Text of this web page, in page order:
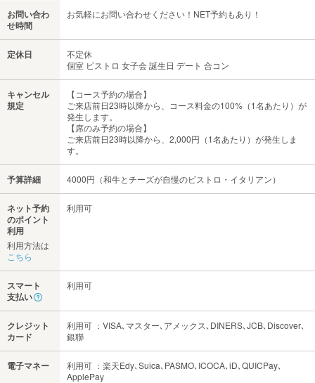
お問い合わ
せ時間
お気軽にお問い合わせください！NET予約もあり！
定休日
不定休
個室 ビストロ 女子会 誕生日 デート 合コン
キャンセル
規定
【コース予約の場合】
ご来店前日23時以降から、コース料金の100%（1名あたり）が
発生します。
【席のみ予約の場合】
ご来店前日23時以降から、2,000円（1名あたり）が発生しま
す。
予算詳細 4000円（和牛とチーズが自慢のビストロ・イタリアン）
ネット予約
のポイント
利用
利用方法は
こちら
利用可
スマート
支払い
利用可
クレジット
カード
利用可 ：VISA､マスター､アメックス､DINERS､JCB､Discover､
銀聯
電子マネー
利用可 ：楽天Edy､Suica､PASMO､ICOCA､iD､QUICPay､
ApplePay